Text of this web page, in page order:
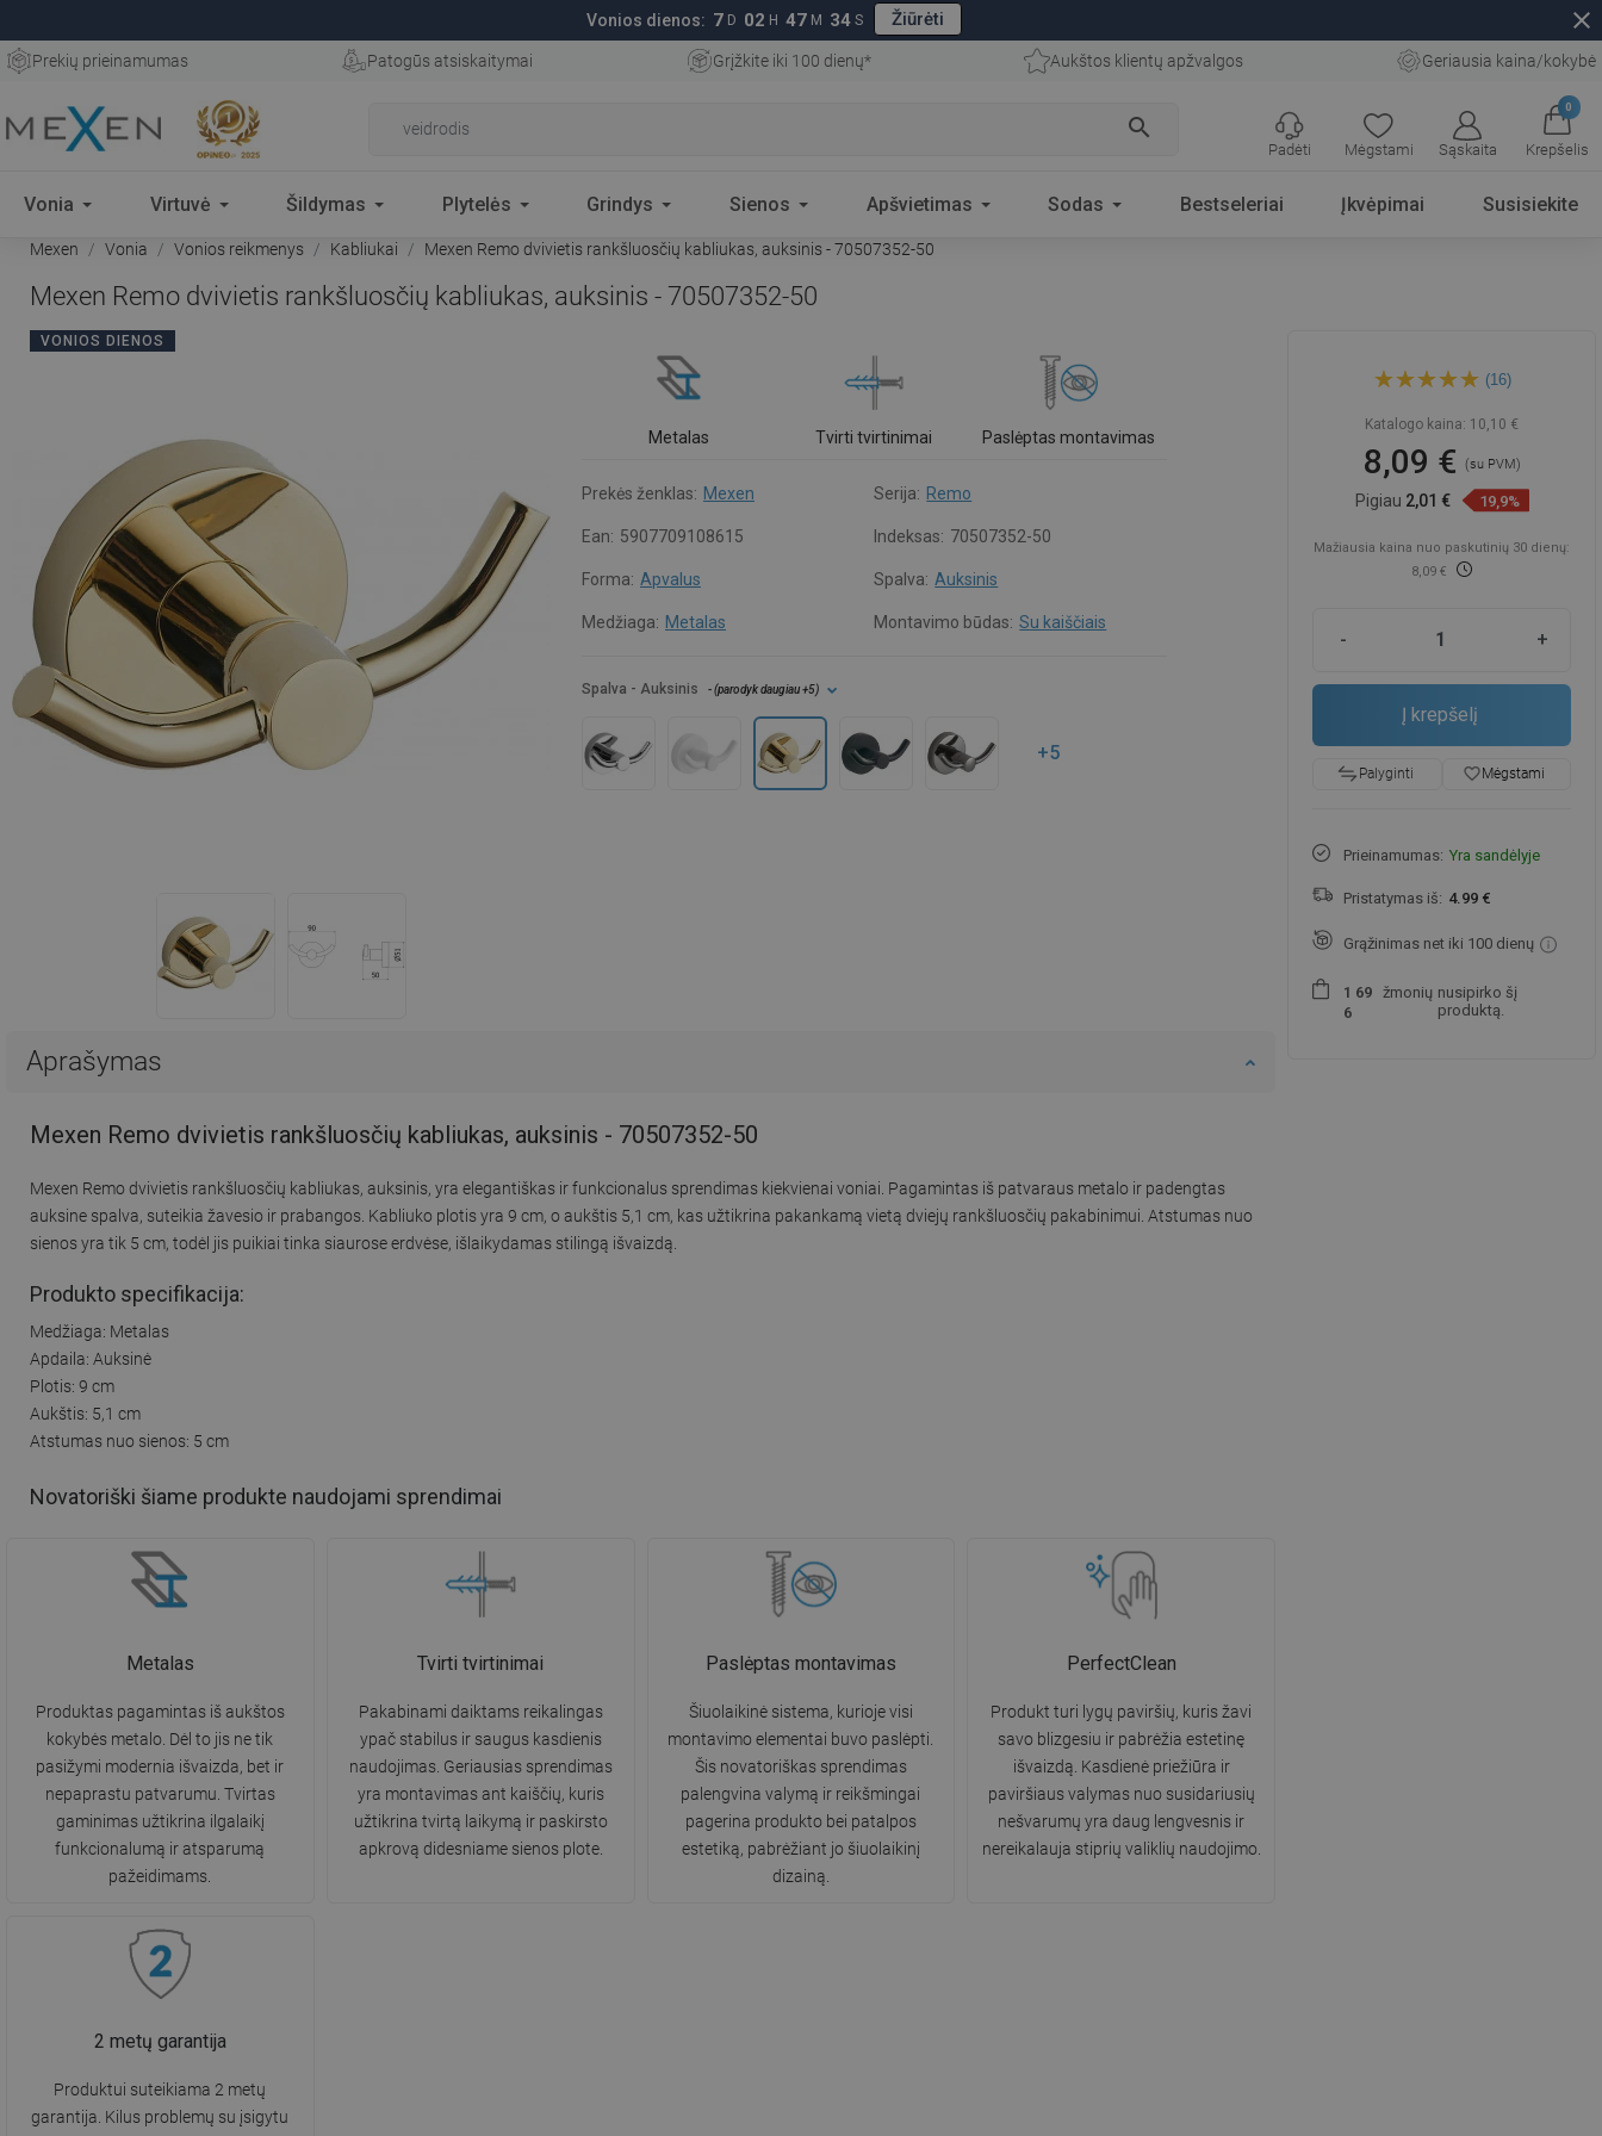
Vonios dienos: 7 D 02 H 47 M 33 S Žiūrėti close
Prekių prieinamumas Patogūs atsiskaitymai Grįžkite iki 100 dienų* Aukštos klientų apžvalgos Geriausia kaina/kokybė
search
Mėgstami Sąskaita
0
Krepšelis
Padėti
Vonia Virtuvė Šildymas Plytelės Grindys Sienos Apšvietimas Sodas Bestseleriai Įkvėpimai Susisiekite
Mexen Vonia Vonios reikmenys Kabliukai Mexen Remo dvivietis rankšluosčių kabliukas, auksinis - 70507352-50
Mexen Remo dvivietis rankšluosčių kabliukas, auksinis - 70507352-50
VONIOS DIENOS
Metalas Tvirti tvirtinimai Paslėptas montavimas
Prekės ženklas: Mexen Serija: Remo
Ean: 5907709108615 Indeksas: 70507352-50
Forma: Apvalus Spalva: Auksinis
Medžiaga: Metalas Montavimo būdas: Su kaiščiais
Spalva - Auksinis - (parodyk daugiau+5)
+5
Aprašymas
Mexen Remo dvivietis rankšluosčių kabliukas, auksinis - 70507352-50
Mexen Remo dvivietis rankšluosčių kabliukas, auksinis, yra elegantiškas ir funkcionalus sprendimas kiekvienai voniai. Pagamintas iš patvaraus metalo ir padengtas
auksine spalva, suteikia žavesio ir prabangos. Kabliuko plotis yra 9 cm, o aukštis 5,1 cm, kas užtikrina pakankamą vietą dviejų rankšluosčių pakabinimui. Atstumas nuo
sienos yra tik 5 cm, todėl jis puikiai tinka siaurose erdvėse, išlaikydamas stilingą išvaizdą.
Produkto specifikacija:
Medžiaga: Metalas
Apdaila: Auksinė
Plotis: 9 cm
Aukštis: 5,1 cm
Atstumas nuo sienos: 5 cm
Novatoriški šiame produkte naudojami sprendimai
Metalas
Produktas pagamintas iš aukštos
kokybės metalo. Dėl to jis ne tik
pasižymi modernia išvaizda, bet ir
nepaprastu patvarumu. Tvirtas
gaminimas užtikrina ilgalaikį
funkcionalumą ir atsparumą
pažeidimams.
Tvirti tvirtinimai
Pakabinami daiktams reikalingas
ypač stabilus ir saugus kasdienis
naudojimas. Geriausias sprendimas
yra montavimas ant kaiščių, kuris
užtikrina tvirtą laikymą ir paskirsto
apkrovą didesniame sienos plote.
Paslėptas montavimas
Šiuolaikinė sistema, kurioje visi
montavimo elementai buvo paslėpti.
Šis novatoriškas sprendimas
palengvina valymą ir reikšmingai
pagerina produkto bei patalpos
estetiką, pabrėžiant jo šiuolaikinį
dizainą.
PerfectClean
Produkt turi lygų paviršių, kuris žavi
savo blizgesiu ir pabrėžia estetinę
išvaizdą. Kasdienė priežiūra ir
paviršiaus valymas nuo susidariusių
nešvarumų yra daug lengvesnis ir
nereikalauja stiprių valiklių naudojimo.
2 metų garantija
Produktui suteikiama 2 metų
garantija. Kilus problemų su įsigytu
rankšluosčių kabliukas,
(16)
Katalogo kaina: 10,10 €
8,09 € (su PVM)
Pigiau 2,01 € 19,9%
Mažiausia kaina nuo paskutinių 30 dienų:
8,09 €
- +
Į krepšelį
Palyginti favorite_borderMėgstami
Prieinamumas: Yra sandėlyje
Pristatymas iš: 4.99 €
Grąžinimas net iki 100 dienų
1 69
6
žmonių nusipirko šį
produktą.